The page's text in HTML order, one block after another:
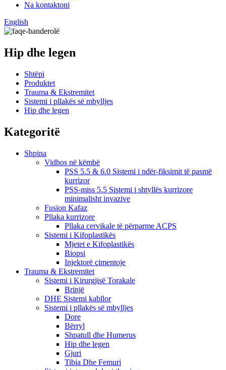
Na kontaktoni
English
Hip dhe legen
Shtëpi
Produktet
Trauma & Ekstremitet
Sistemi i pllakës së mbylljes
Hip dhe legen
Kategoritë
Shpina
Vidhos në këmbë
PSS 5.5 & 6.0 Sistemi i ndër-fiksimit të pasmë
kurrizor
PSS-miss 5.5 Sistemi i shtyllës kurrizore
minimalisht invazive
Fusion Kafaz
Pllaka kurrizore
Pllaka cervikale të përparme ACPS
Sistemi i Kifoplastikës
Mjetet e Kifoplastikës
Biopsi
Injektorë çimentoje
Trauma & Ekstremitet
Sistemi i Kirurgjisë Torakale
Brinjë
DHE Sistemi kabllor
Sistemi i pllakës së mbylljes
Dore
Bërryl
Shpatull dhe Humerus
Hip dhe legen
Gjuri
Tibia Dhe Femuri